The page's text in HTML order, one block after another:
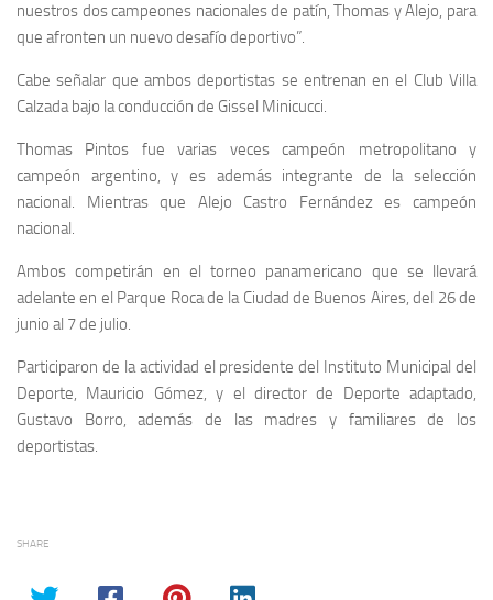
nuestros dos campeones nacionales de patín, Thomas y Alejo, para
que afronten un nuevo desafío deportivo”.
Cabe señalar que ambos deportistas se entrenan en el Club Villa
Calzada bajo la conducción de Gissel Minicucci.
Thomas Pintos fue varias veces campeón metropolitano y
campeón argentino, y es además integrante de la selección
nacional. Mientras que Alejo Castro Fernández es campeón
nacional.
Ambos competirán en el torneo panamericano que se llevará
adelante en el Parque Roca de la Ciudad de Buenos Aires, del 26 de
junio al 7 de julio.
Participaron de la actividad el presidente del Instituto Municipal del
Deporte, Mauricio Gómez, y el director de Deporte adaptado,
Gustavo Borro, además de las madres y familiares de los
deportistas.
SHARE